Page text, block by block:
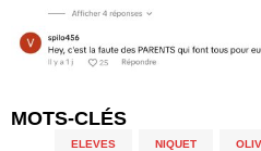
MOTS-CLÉS
ELEVES NIQUET